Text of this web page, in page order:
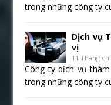
trong những công ty
Dịch vụ
vị
11 Tháng
Công ty dịch vụ
trong những công ty